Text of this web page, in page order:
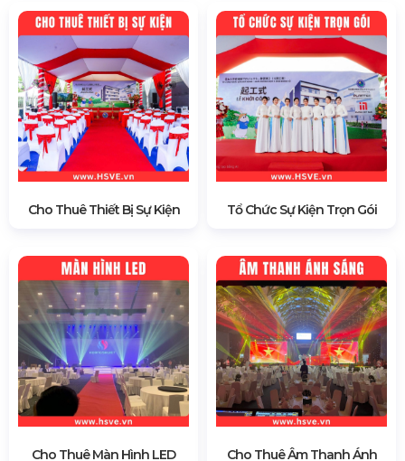
Cho Thuê Thiết Bị Sự Kiện Tổ Chức Sự Kiện Trọn Gói
Cho Thuê Màn Hình LED
Cho Thuê Âm Thanh Ánh